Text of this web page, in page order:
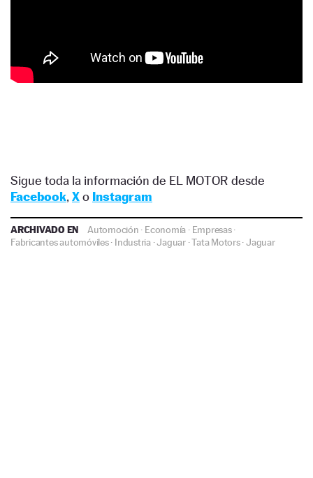
Sigue toda la información de EL MOTOR desde
Facebook, Xo Instagram
ARCHIVADO EN Automoción · Economía · Empresas·
Fabricantes automóviles· Industria·Jaguar·Tata Motors·Jaguar